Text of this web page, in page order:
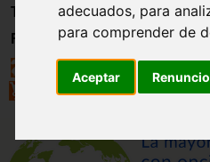
adecuados, para
para comprender de
Aceptar Renuncio
Trabajo
Registro